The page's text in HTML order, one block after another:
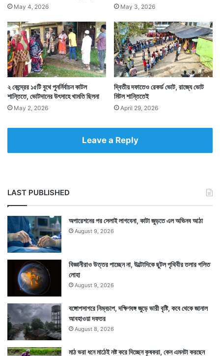
May 4, 2026 May 3, 2026
২ কেন্দ্রের ১৫টি বুথে পুনর্নির্বাচন কাটল
শান্তিতে, ভোটদানের উৎসাহে খামতি ছিলনা
May 2, 2026
দ্বিতীয় দফাতেও রেকর্ড ভোট, রাজ্যে ভোট
মিটল শান্তিতেই
April 29, 2026
Leave a Reply
LAST PUBLISHED
অপারেশনের পর সেলাই লাগবেনা, কাটা জুড়তে এল অভিনব আঠা
August 9, 2026
বিজ্ঞানীরাও উত্তর পাচ্ছেন না, উল্টোদিকে ছুটল পৃথিবীর তলার গলিত
লোহা
August 9, 2026
বঙ্গোপসাগরে নিম্নচাপ, দক্ষিণবঙ্গ জুড়ে ভারী বৃষ্টি, কবে থেকে জানাল
আবহাওয়া দফতর
August 8, 2026
মাঠ ভরা ধনে মাঠেই নষ্ট করে দিচ্ছেন কৃষকরা, কেন এমনটা করছেন